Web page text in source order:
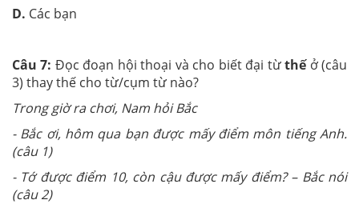
D. Các bạn
Câu 7: Đọc đoạn hội thoại và cho biết đại từthế ở (câu
3) thay thế cho từ/cụm từ nào?
Trong giờ ra chơi, Nam hỏi Bắc
- Bắc ơi, hôm qua bạn được mấy điểm môn tiếng Anh.
(câu 1)
- Tớ được điểm 10, còn cậu được mấy điểm? – Bắc nói
(câu 2)